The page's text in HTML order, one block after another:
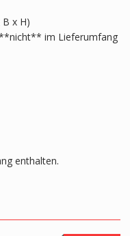
x H)
im Lieferumfang
enthalten.